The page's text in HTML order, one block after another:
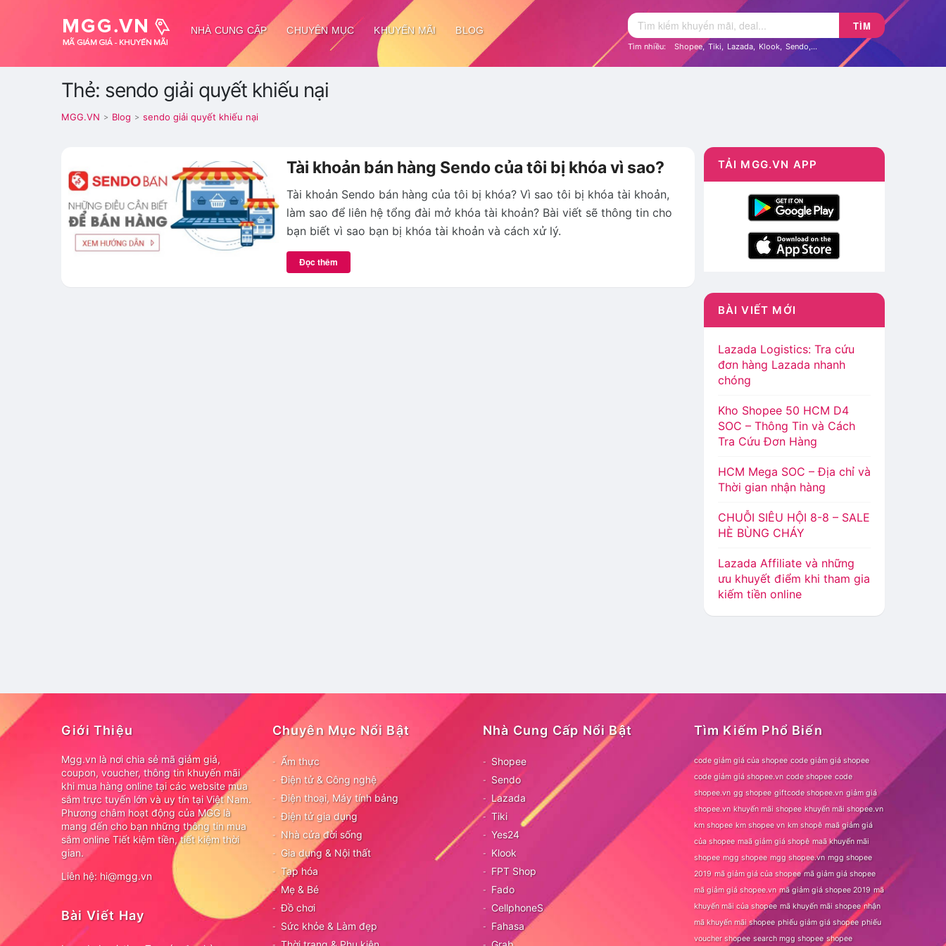
NHÀ CUNG CẤP CHUYÊN MỤC KHUYẾN MÃI BLOG TÌM
Tìm nhiều: Shopee, Tiki, Lazada, Klook, Sendo,...
Thẻ: sendo giải quyết khiếu nại
MGG.VN > Blog > sendo giải quyết khiếu nại
Tài khoản bán hàng Sendo của tôi bị khóa vì sao?
Tài khoản Sendo bán hàng của tôi bị khóa? Vì sao tôi bị khóa tài khoản,
làm sao để liên hệ tổng đài mở khóa tài khoản? Bài viết sẽ thông tin cho
bạn biết vì sao bạn bị khóa tài khoản và cách xử lý.
Đọc thêm
TẢI MGG.VN APP
BÀI VIẾT MỚI
Lazada Logistics: Tra cứu
đơn hàng Lazada nhanh
chóng
Kho Shopee 50 HCM D4
SOC – Thông Tin và Cách
Tra Cứu Đơn Hàng
HCM Mega SOC – Địa chỉ và
Thời gian nhận hàng
CHUỖI SIÊU HỘI 8-8 – SALE
HÈ BÙNG CHÁY
Lazada Affiliate và những
ưu khuyết điểm khi tham gia
kiếm tiền online
Giới Thiệu
Mgg.vn là nơi chia sẻ mã giảm giá,
coupon, voucher, thông tin khuyến mãi
khi mua hàng online tại các website mua
sắm trực tuyến lớn và uy tín tại Việt Nam.
Phương châm hoạt động của MGG là
mang đến cho bạn những thông tin mua
sắm online Tiết kiệm tiền, tiết kiệm thời
gian.
Liên hệ: hi@mgg.vn
Bài Viết Hay
Chuyên Mục Nổi Bật
Ẩm thực
Điện tử & Công nghệ
Điện thoại, Máy tính bảng
Điện tử gia dụng
Nhà cửa đời sống
Gia dụng & Nội thất
Tạp hóa
Mẹ & Bé
Đồ chơi
Sức khỏe & Làm đẹp
Nhà Cung Cấp Nổi Bật
Shopee
Sendo
Lazada
Tiki
Yes24
Klook
FPT Shop
Fado
CellphoneS
Fahasa
Tìm Kiếm Phổ Biến
code giảm giá của shopee code giảm giá shopee
code giảm giá shopee.vn code shopee code
shopee.vn gg shopee giftcode shopee.vn giảm giá
shopee.vn khuyến mãi shopee khuyến mãi shopee.vn
km shopee km shopee vn km shopê maã giảm giá
của shopee maã giảm giá shopê maã khuyến mãi
shopee mgg shopee mgg shopee.vn mgg shopee
2019 mã giảm giá của shopee mã giảm giá shopee
mã giảm giá shopee.vn mã giảm giá shopee 2019 mã
khuyến mãi của shopee mã khuyến mãi shopee nhận
mã khuyến mãi shopee phiếu giảm giá shopee phiếu
voucher shopee search mgg shopee shopee